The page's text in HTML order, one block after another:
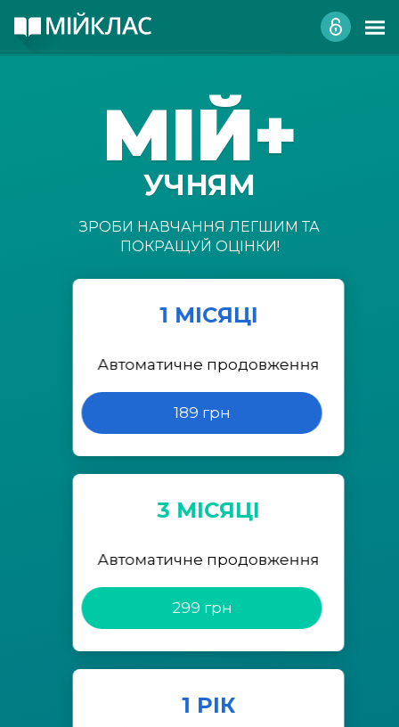
МІЙ+
УЧНЯМ
ЗРОБИ НАВЧАННЯ ЛЕГШИМ ТА
ПОКРАЩУЙ ОЦІНКИ!
1 МІСЯЦІ
Автоматичне продовження
189 грн
3 МІСЯЦІ
Автоматичне продовження
299 грн
1 РІК